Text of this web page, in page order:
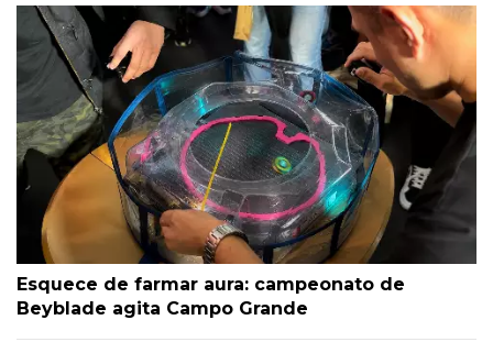
Esquece de farmar aura: campeonato de
Beyblade agita Campo Grande